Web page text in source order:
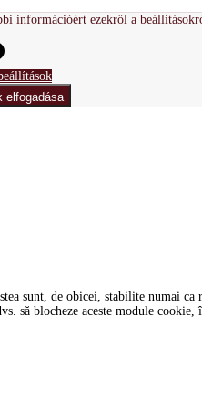
információért ezekről a
elfogadása
sunt, de obicei, stabilite numai
blocheze aceste module